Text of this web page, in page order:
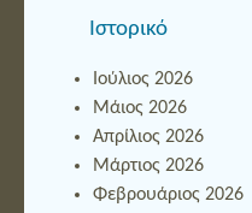
Ιστορικό
Ιούλιος 2026
Μάιος 2026
Απρίλιος 2026
Μάρτιος 2026
Φεβρουάριος 2026